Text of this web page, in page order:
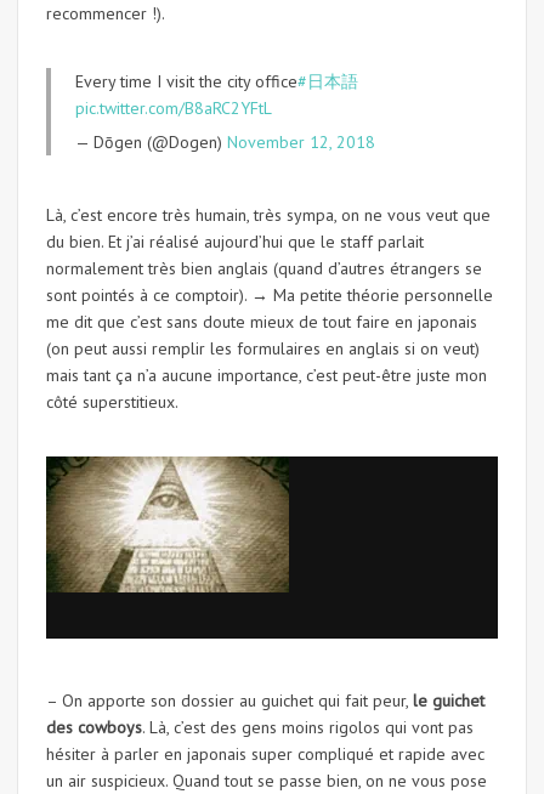
recommencer !).
Every time I visit the city office#日本語
pic.twitter.com/B8aRC2YFtL
— Dōgen (@Dogen) November 12, 2018
Là, c’est encore très humain, très sympa, on ne vous veut que
du bien. Et j’ai réalisé aujourd’hui que le staff parlait
normalement très bien anglais (quand d’autres étrangers se
sont pointés à ce comptoir). → Ma petite théorie personnelle
me dit que c’est sans doute mieux de tout faire en japonais
(on peut aussi remplir les formulaires en anglais si on veut)
mais tant ça n’a aucune importance, c’est peut-être juste mon
côté superstitieux.
– On apporte son dossier au guichet qui fait peur, le guichet
des cowboys. Là, c’est des gens moins rigolos qui vont pas
hésiter à parler en japonais super compliqué et rapide avec
un air suspicieux. Quand tout se passe bien, on ne vous pose